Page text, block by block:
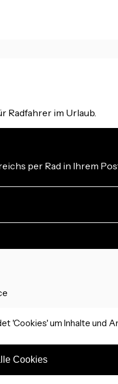
Radfahrer im Urlaub.
per Rad in Ihrem
'Cookies' um Inhalte und
Cookies